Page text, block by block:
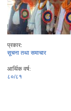
प्रकार:
सूचना तथा समाचार
आर्थिक वर्ष:
८०/८१